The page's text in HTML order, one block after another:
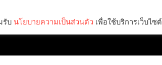
รับ นโยบายความเป็นส่วนตัว เพื่อใช้บริการเว็บไซต์